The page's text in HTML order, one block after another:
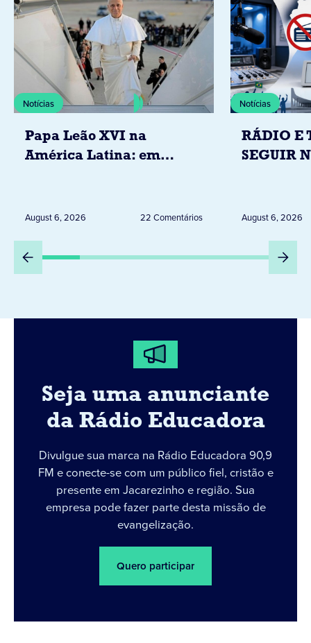
Notícias
Papa Leão XVI na
América Latina: em
Peru
August 6, 2026 22 Comentários
Notícias
RÁDIO E
SEGUIR
DESTA
August 6, 2026
Seja uma anunciante
da Rádio Educadora
Divulgue sua marca na Rádio Educadora 90,9
FM e conecte-se com um público fiel, cristão e
presente em Jacarezinho e região. Sua
empresa pode fazer parte desta missão de
evangelização.
Quero participar